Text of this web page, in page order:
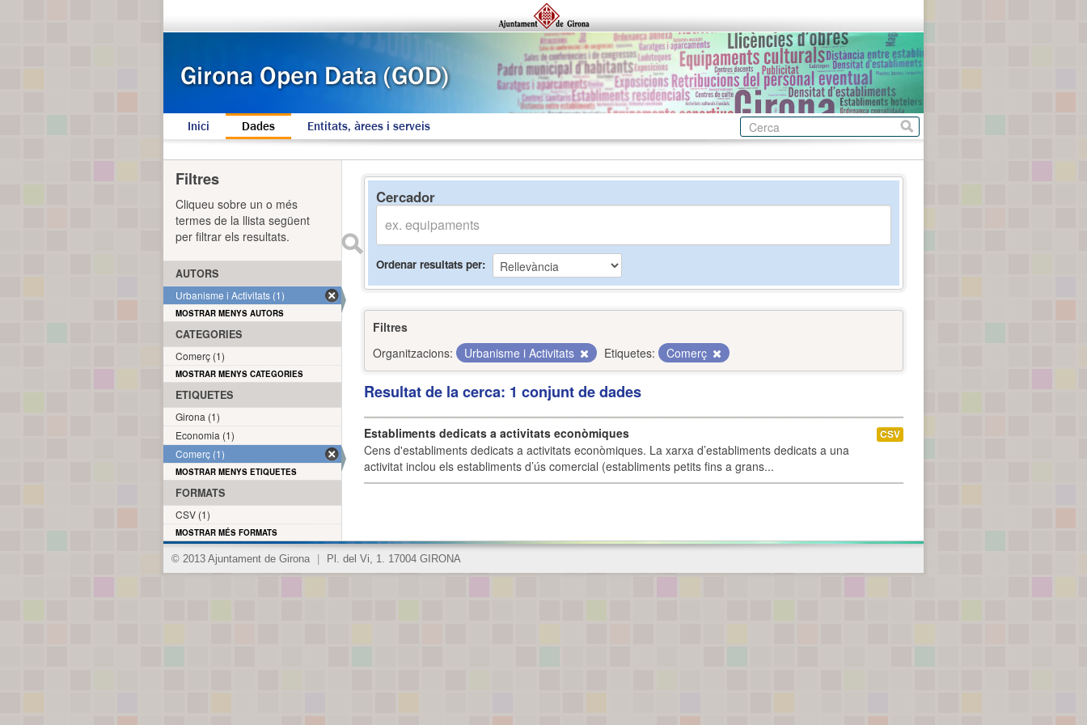
Inici Dades Entitats, àrees i serveis
Cercador
Ordenar resultats per
Filtres
Organitzacions:
Urbanisme i Activitats Etiquetes: Comerç
Resultat de la cerca: 1 conjunt de dades
Establiments dedicats a activitats econòmiques
Cens d'establiments dedicats a activitats econòmiques. La xarxa d’establiments dedicats a una
activitat inclou els establiments d’ús comercial (establiments petits fins a grans...
CSV
Filtres
Cliqueu sobre un o més
termes de la llista següent
per filtrar els resultats.
AUTORS
Urbanisme i Activitats (1)
MOSTRAR MENYS AUTORS
CATEGORIES
Comerç (1)
MOSTRAR MENYS CATEGORIES
ETIQUETES
Girona (1)
Economia (1)
Comerç (1)
MOSTRAR MENYS ETIQUETES
FORMATS
CSV (1)
MOSTRAR MÉS FORMATS
© 2013 Ajuntament de Girona Pl. del Vi, 1. 17004 GIRONA